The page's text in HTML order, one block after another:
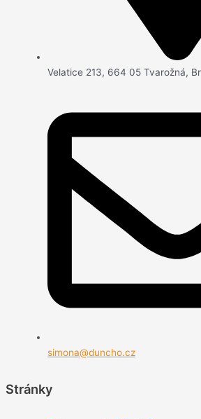
Velatice 213, 664 05 Tvarožná,
simona@duncho.cz
Stránky